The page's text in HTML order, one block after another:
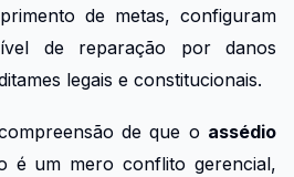
de metas, configuram
de reparação por danos
legais e constitucionais.
de que o assédio
é um mero conflito gerencial,